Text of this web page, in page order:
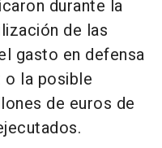
durante la
de las
gasto en defensa
la posible
de euros de